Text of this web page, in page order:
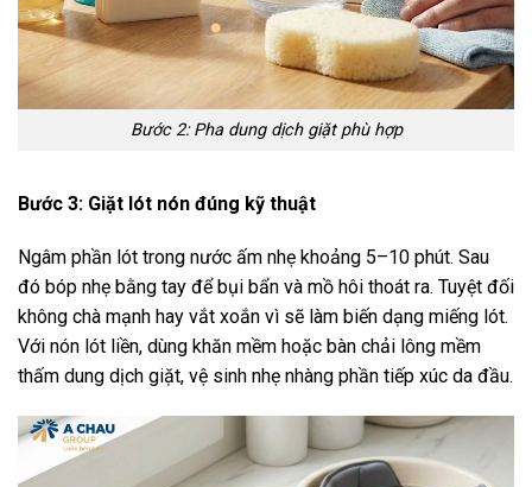
Bước 2: Pha dung dịch giặt phù hợp
Bước 3: Giặt lót nón đúng kỹ thuật
Ngâm phần lót trong nước ấm nhẹ khoảng 5–10 phút. Sau
đó bóp nhẹ bằng tay để bụi bẩn và mồ hôi thoát ra. Tuyệt đối
không chà mạnh hay vắt xoắn vì sẽ làm biến dạng miếng lót.
Với nón lót liền, dùng khăn mềm hoặc bàn chải lông mềm
thấm dung dịch giặt, vệ sinh nhẹ nhàng phần tiếp xúc da đầu.